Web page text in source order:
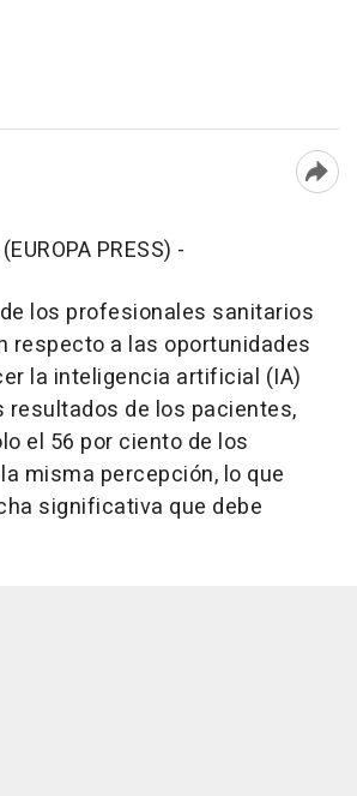
PRESS) -
los profesionales sanitarios
respecto a las oportunidades
la inteligencia artificial (IA)
resultados de los pacientes,
el 56 por ciento de los
misma percepción, lo que
significativa que debe